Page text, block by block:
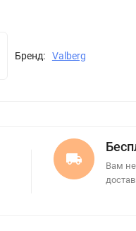
Бренд: Valberg
Вам